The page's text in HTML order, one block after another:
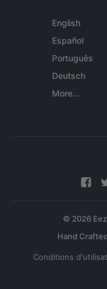
English
Español
Português
Deutsch
More...
© 2026
Conditions